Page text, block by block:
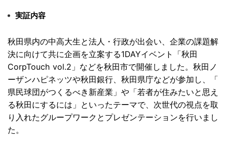
実証内容
秋田県内の中高大生と法人・行政が出会い、 企業の課題解
決に向けて共に企画を立案する1DAYイベント「秋田
CorpTouch vol.2」などを秋田市で開催しました。 秋田ノ
ーザンハピネッツや秋田銀行、秋田県庁などが参加し、「
県民球団がつくるべき新産業」や「若者が住みたいと思え
る秋田にするには」といったテーマで、 次世代の視点を取
り入れたグループワークとプレゼンテーションを行いまし
た。